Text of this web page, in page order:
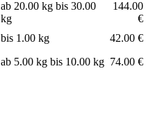
ab 20.00 kg bis 30.00
kg
144.00
€
bis 1.00 kg
42.00 €
ab 5.00 kg bis 10.00 kg 74.00 €